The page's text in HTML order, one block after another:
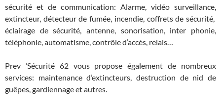
sécurité et de communication: Alarme, vidéo surveillance,
extincteur, détecteur de fumée, incendie, coffrets de sécurité,
éclairage de sécurité, antenne, sonorisation, inter phonie,
téléphonie, automatisme, contrôle d’accès, relais…
Prev ’Sécurité 62 vous propose également de nombreux
services: maintenance d’extincteurs, destruction de nid de
guêpes, gardiennage et autres.